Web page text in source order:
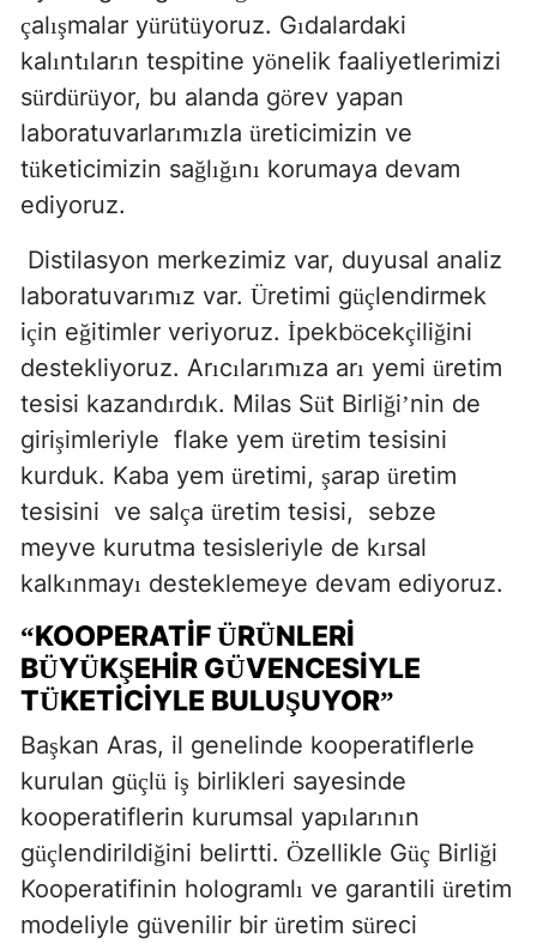
çalışmalar yürütüyoruz. Gıdalardaki
kalıntıların tespitine yönelik faaliyetlerimizi
sürdürüyor, bu alanda görev yapan
laboratuvarlarımızla üreticimizin ve
tüketicimizin sağlığını korumaya devam
ediyoruz.
Distilasyon merkezimiz var, duyusal analiz
laboratuvarımız var. Üretimi güçlendirmek
için eğitimler veriyoruz. İpekböcekçiliğini
destekliyoruz. Arıcılarımıza arı yemi üretim
tesisi kazandırdık. Milas Süt Birliği’nin de
girişimleriyle flake yem üretim tesisini
kurduk. Kaba yem üretimi, şarap üretim
tesisini ve salça üretim tesisi,
sebze
meyve kurutma tesisleriyle de kırsal
kalkınmayı desteklemeye devam ediyoruz.
“KOOPERATIF ÜRÜNLERI
BÜYÜKŞEHIR GÜVENCESIYLE
TÜKETICIYLE BULUŞUYOR”
Başkan Aras, il genelinde kooperatiflerle
kurulan güçlü iş birlikleri sayesinde
kooperatiflerin kurumsal yapılarının
güçlendirildiğini belirtti. Özellikle Güç Birliği
Kooperatifinin hologramlı ve garantili üretim
modeliyle güvenilir bir üretim süreci